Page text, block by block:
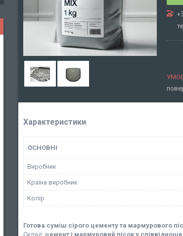
Характеристики
ОСНОВНІ
Виробник
Країна виробник
Колір
Готова суміш сірого цементу та мармурового
Склад: цемент і мармуровий пісок у